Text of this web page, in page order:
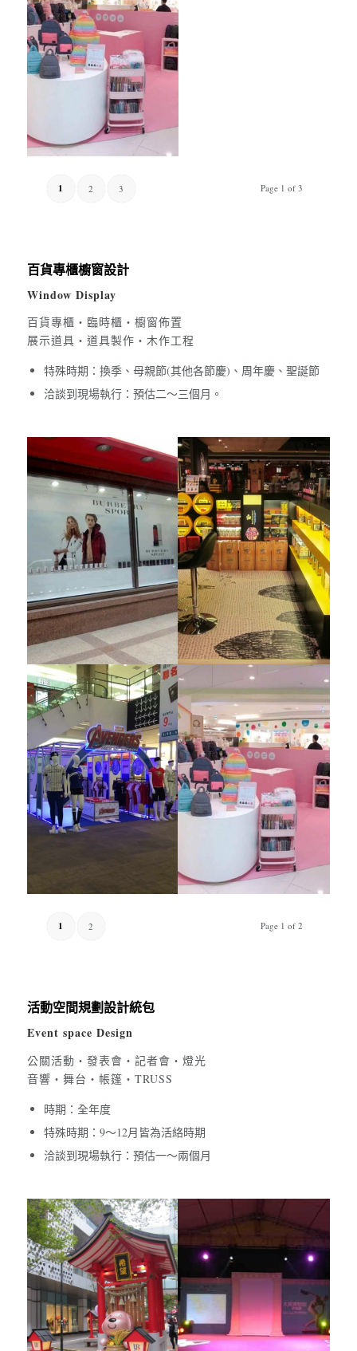
Page 1 of 3
1 2 3
百貨專櫃櫥窗設計
Window Display
百貨專櫃・臨時櫃・櫥窗佈置
展示道具・道具製作・木作工程
特殊時期：換季、母親節(其他各節慶)、周年慶、聖誕節
洽談到現場執行：預估二～三個月。
Page 1 of 2
1 2
活動空間規劃設計統包
Event space Design
公關活動・發表會・記者會・燈光
音響・舞台・帳篷・TRUSS
時期：全年度
特殊時期：9～12月皆為活絡時期
洽談到現場執行：預估一～兩個月